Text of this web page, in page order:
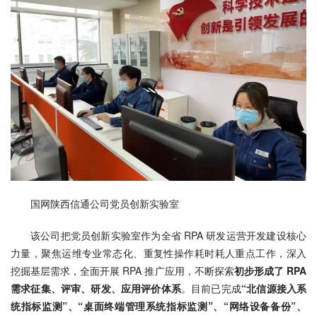
国网陕西信通公司党员创新实验室
该公司把党员创新实验室作为全省 RPA 研发运营开发建设核心
力量，聚焦运维专业常态化、重复性操作耗时耗人重点工作，深入
挖掘基层需求，全面开展 RPA 推广应用，不断探索初步形成了 RPA
需求征集、评审、研发、应用评价体系。目前已完成“北信源接入系
统指标监测”、“桌面终端管理系统指标监测”、“网络设备备份”、